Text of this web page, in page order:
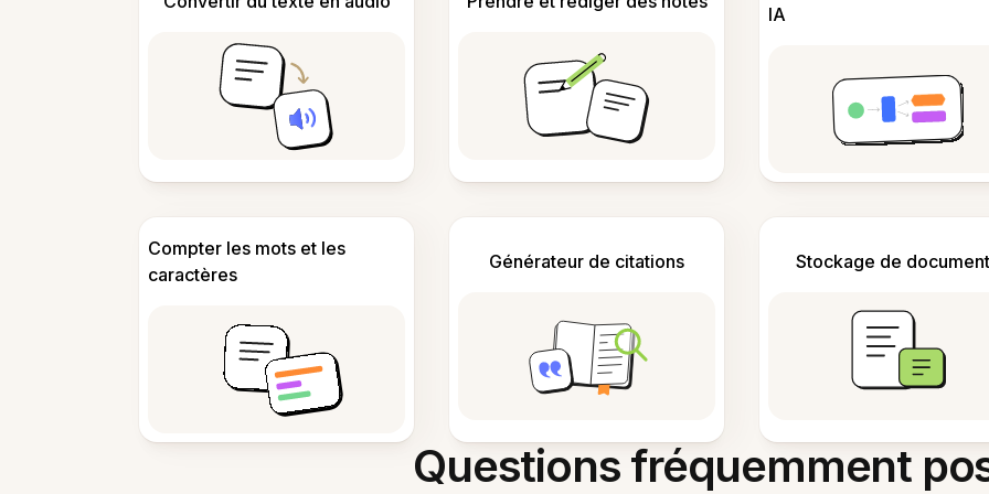
IA
Compter les mots et les
caractères
Générateur de citations Stockage de
Questions fréquemment